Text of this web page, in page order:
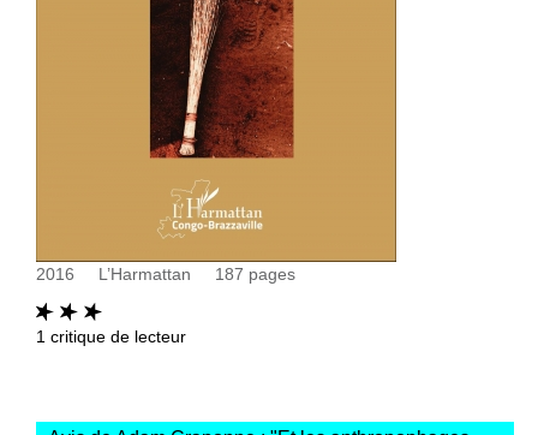
2016 L’Harmattan 187 pages
1 critique de lecteur